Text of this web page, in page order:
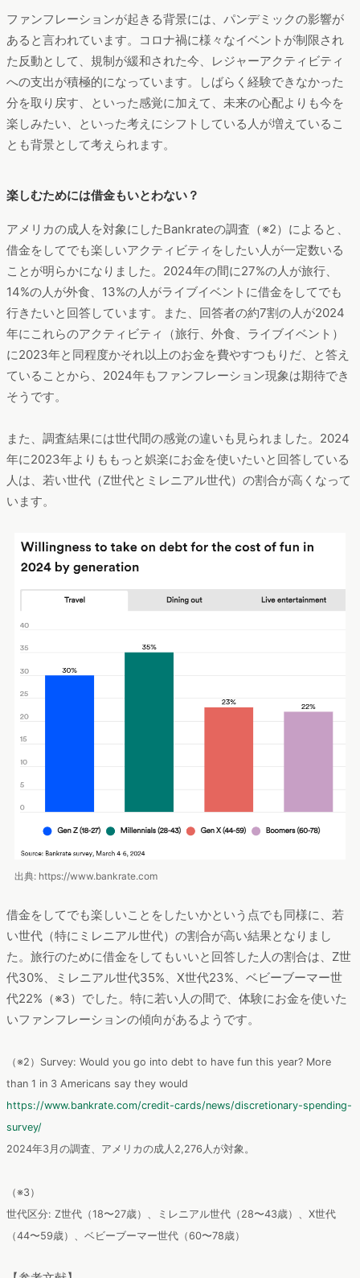
ファンフレーションが起きる背景には、パンデミックの影響が
あると言われています。コロナ禍に様々なイベントが制限され
た反動として、規制が緩和された今、レジャーアクティビティ
への支出が積極的になっています。しばらく経験できなかった
分を取り戻す、といった感覚に加えて、未来の心配よりも今を
楽しみたい、といった考えにシフトしている人が増えているこ
とも背景として考えられます。
楽しむためには借金もいとわない？
アメリカの成人を対象にしたBankrateの調査（※2）によると、
借金をしてでも楽しいアクティビティをしたい人が一定数いる
ことが明らかになりました。2024年の間に27%の人が旅行、
14%の人が外食、13%の人がライブイベントに借金をしてでも
行きたいと回答しています。また、回答者の約7割の人が2024
年にこれらのアクティビティ（旅行、外食、ライブイベント）
に2023年と同程度かそれ以上のお金を費やすつもりだ、と答え
ていることから、2024年もファンフレーション現象は期待でき
そうです。
また、調査結果には世代間の感覚の違いも見られました。2024
年に2023年よりももっと娯楽にお金を使いたいと回答している
人は、若い世代（Z世代とミレニアル世代）の割合が高くなって
います。
出典: https://www.bankrate.com
借金をしてでも楽しいことをしたいかという点でも同様に、若
い世代（特にミレニアル世代）の割合が高い結果となりまし
た。旅行のために借金をしてもいいと回答した人の割合は、Z世
代30%、ミレニアル世代35%、X世代23%、ベビーブーマー世
代22%（※3）でした。特に若い人の間で、体験にお金を使いた
いファンフレーションの傾向があるようです。
（※2）Survey: Would you go into debt to have fun this year? More
than 1 in 3 Americans say they would
https://www.bankrate.com/credit-cards/news/discretionary-spending-
survey/
2024年3月の調査、アメリカの成人2,276人が対象。
（※3）
世代区分: Z世代（18〜27歳）、ミレニアル世代（28〜43歳）、X世代
（44〜59歳）、ベビーブーマー世代（60〜78歳）